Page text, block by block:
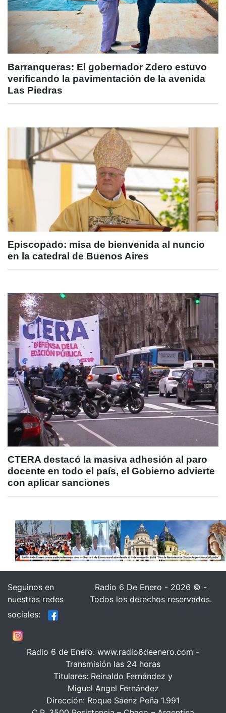
Barranqueras: El gobernador Zdero estuvo
verificando la pavimentación de la avenida
Las Piedras
Episcopado: misa de bienvenida al nuncio
en la catedral de Buenos Aires
CTERA destacó la masiva adhesión al paro
docente en todo el país, el Gobierno advierte
con aplicar sanciones
Seguinos en
nuestras redes
sociales:
Radio 6 De Enero - 2026 © -
Todos los derechos reservados.
Radio 6 de Enero: www.radio6deenero.com -
Transmisión las 24 horas
Titulares: Reinaldo Fernández y
Miguel Angel Fernández
Dirección: Roque Sáenz Peña 1.991